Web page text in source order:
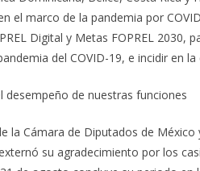
el marco de la pandemia por
Digital y Metas FOPREL 2030,
del COVID-19, e incidir en
desempeño de nuestras funciones
la Cámara de Diputados de
su agradecimiento por los